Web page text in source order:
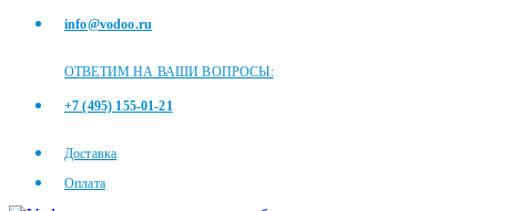
info@vodoo.ru
ОТВЕТИМ НА ВАШИ ВОПРОСЫ:
+7 (495) 155-01-21
Доставка
Оплата